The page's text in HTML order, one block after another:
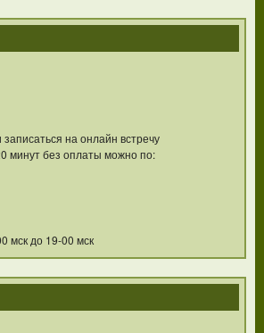
на онлайн встречу
минут без оплаты можно по:
мск до 19-00 мск